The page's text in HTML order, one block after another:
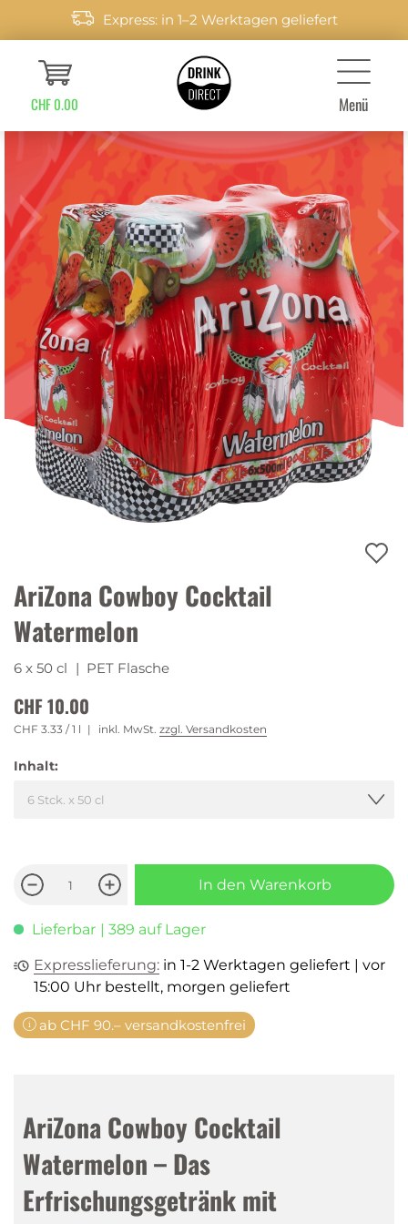
Express: in 1–2 Werktagen geliefert
CHF 0.00 Menü
AriZona Cowboy Cocktail
Watermelon
6 x 50 cl | PET Flasche
CHF 10.00
CHF 3.33 / 1 l inkl. MwSt. zzgl. Versandkosten
Inhalt:
In den Warenkorb
Lieferbar | 389 auf Lager
Expresslieferung: in 1-2 Werktagen geliefert | vor
15:00 Uhr bestellt, morgen geliefert
ab CHF 90.– versandkostenfrei
AriZona Cowboy Cocktail
Watermelon – Das
Erfrischungsgetränk mit